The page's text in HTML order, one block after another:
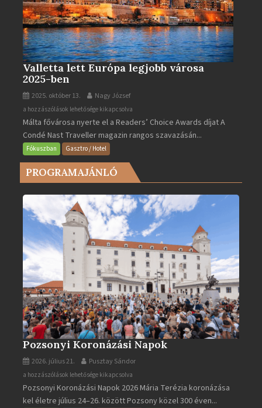
Valletta lett Európa legjobb városa
2025-ben
2025. október 13. Nagy József
Valletta
lett
Európa
legjobb
városa
2025-
bejegyzéshez
a hozzászólások lehetősége kikapcsolva
Málta fővárosa nyerte el a Readers’ Choice Awards díjat A
Condé Nast Traveller magazin rangos szavazásán...
Fókuszban Gasztro / Hotel
PROGRAMAJÁNLÓ
Pozsonyi Koronázási Napok
2026. július 21. Pusztay Sándor
Pozsonyi
Koronázási
Napok
a hozzászólások lehetősége kikapcsolva
Pozsonyi Koronázási Napok 2026 Mária Terézia koronázása
kel életre július 24–26. között Pozsony közel 300 éven...